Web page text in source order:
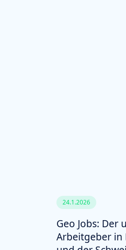
24.1.2026
Geo Jobs: Der
Arbeitgeber in